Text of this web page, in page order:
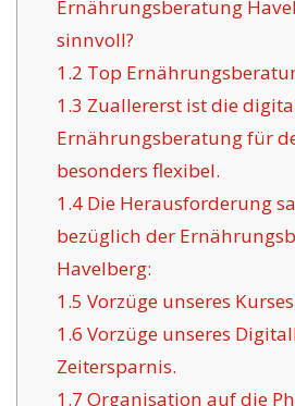
Ernährungsberatung
sinnvoll?
1.2 Top
1.3 Zuallererst ist die
Ernährungsberatung für
besonders flexibel.
1.4Die Herausforderung
bezüglich der
Havelberg:
1.5 Vorzüge unseres
1.6 Vorzüge unseres
Zeitersparnis.
1.7 Organisation auf die